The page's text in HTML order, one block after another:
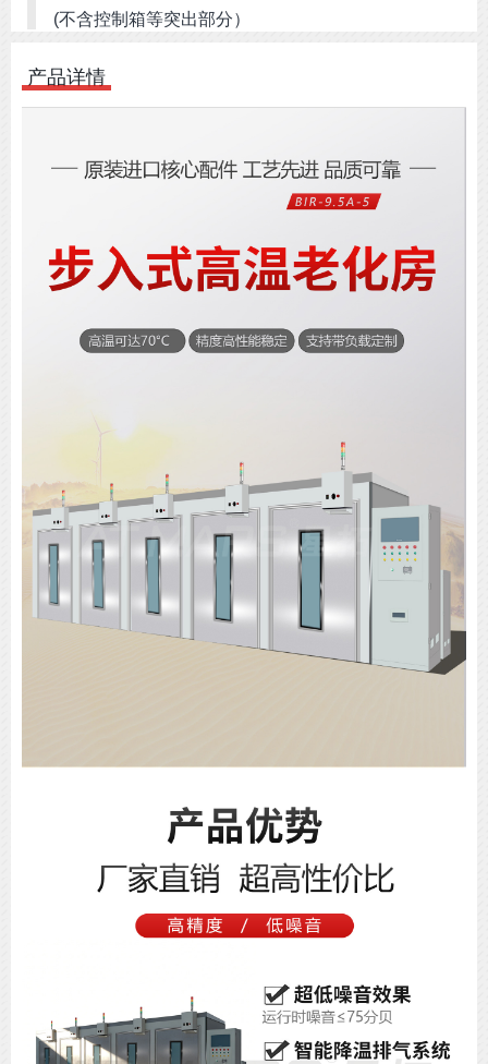
(不含控制箱等突出部分）
温度范围：+40℃~+70℃（环境温度≦25℃以下）
温度偏差：≤±2.0℃空载
产品详情